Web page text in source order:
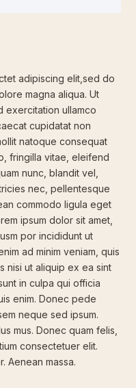
adipiscing elit,sed do
magna aliqua. Ut
exercitation ullamco
cupidatat non
natoque consequat
fringilla vitae, eleifend
nunc, blandit vel,
nec, pellentesque
commodo ligula eget
ipsum dolor sit amet,
por incididunt ut
ad minim veniam, quis
nisi ut aliquip ex ea sint
in culpa qui officia
enim. Donec pede
neque sed ipsum.
mus. Donec quam felis,
consectetuer elit.
Aenean massa.